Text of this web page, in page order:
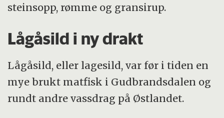
steinsopp, rømme og gransirup.
Lågåsild i ny drakt
Lågåsild, eller lagesild, var før i tiden en
mye brukt matfisk i Gudbrandsdalen og
rundt andre vassdrag på Østlandet.